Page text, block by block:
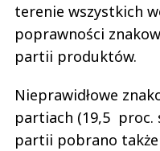
terenie wszystkich
poprawności
partii produktów.
Nieprawidłowe
partiach (19,5 proc.
partii pobrano